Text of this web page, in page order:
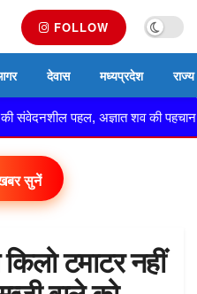
FOLLOW
देवास मध्यप्रदेश राज्य
पहल, अज्ञात शव की पहचान कर
सुनें
टमाटर नहीं